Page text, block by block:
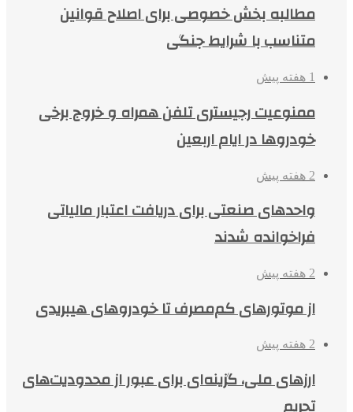
مطالبه بخش خصوصی برای اصلاح قوانین
متناسب با شرایط جنگی
1 هفته پیش
ممنوعیت رجیستری تلفن همراه و خروج برخی
خودروها در ایام اربعین
2 هفته پیش
واحدهای صنعتی برای دریافت اعتبار مالیاتی
فراخوانده شدند
2 هفته پیش
از موتورهای کم‌مصرف تا خودروهای هیبریدی
2 هفته پیش
ارزهای ملی، گزینه‌ای برای عبور از محدودیت‌های
تحریم